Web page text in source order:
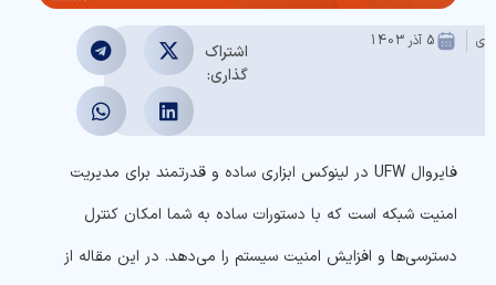
5 آذر 1403
اشتراک
گذاری:
فایروال UFW در لینوکس ابزاری ساده و قدرتمند برای مدیریت
امنیت شبکه است که با دستورات ساده به شما امکان کنترل
دسترسی‌ها و افزایش امنیت سیستم را می‌دهد. در این مقاله از